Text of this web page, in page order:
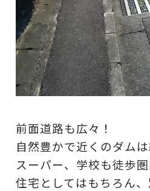
前面道路も広々！
自然豊かで近くのダムは
スーパー、学校も徒歩圏
住宅としてはもちろん